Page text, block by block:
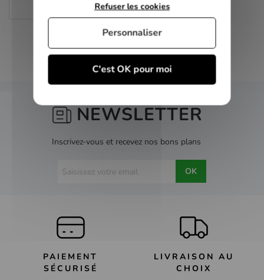
NEWSLETTER
Inscrivez-vous et recevez nos bons plans
OK
PAIEMENT
SÉCURISÉ
LIVRAISON AU
CHOIX
C'est OK pour moi
Refuser les cookies
Personnaliser